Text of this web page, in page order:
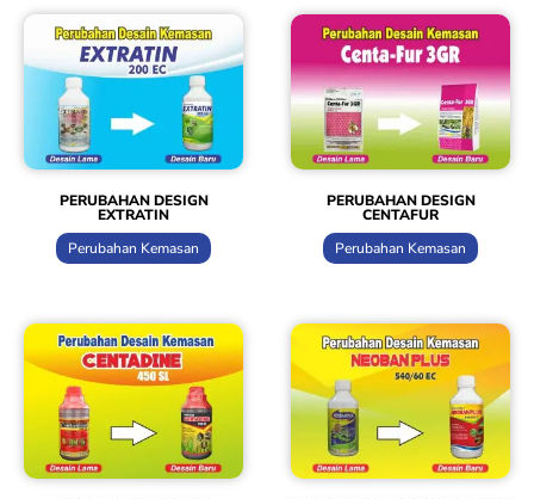
PERUBAHAN DESIGN
EXTRATIN
Perubahan Kemasan
PERUBAHAN DESIGN
CENTAFUR
Perubahan Kemasan